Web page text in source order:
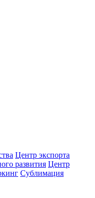
Центр экспорта
развития Центр
Сублимация